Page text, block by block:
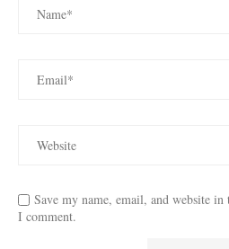
Save my name, email, and website
I comment.